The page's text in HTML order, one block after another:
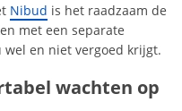
Nibud is het raadzaam de
met een separate
wel en niet vergoed krijgt.
wachten op